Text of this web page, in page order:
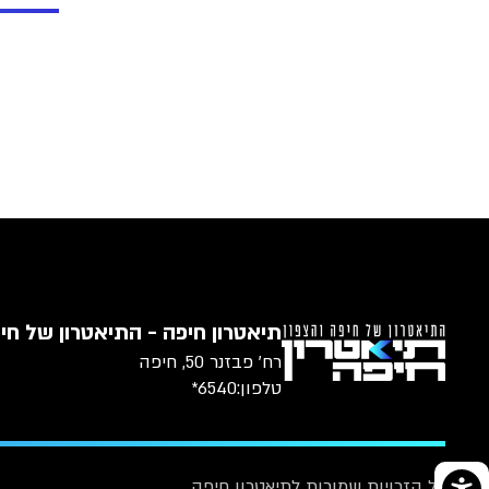
תיאטרון חיפה - התיאטרון של
רח׳ פבזנר 50, חיפה
טלפון:6540*